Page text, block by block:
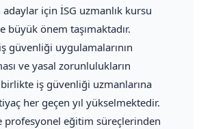
için İSG uzmanlık kursu
büyük önem taşımaktadır.
güvenliği uygulamalarının
ve yasal zorunlulukların
iş güvenliği uzmanlarına
her geçen yıl yükselmektedir.
profesyonel eğitim süreçlerinden